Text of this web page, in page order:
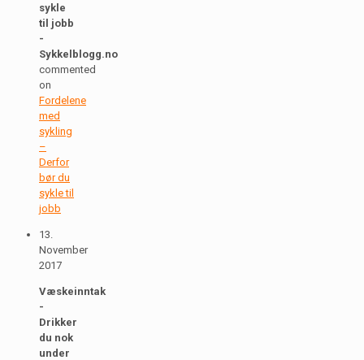
sykle
til jobb
-
Sykkelblogg.no
commented
on
Fordelene
med
sykling
–
Derfor
bør du
sykle til
jobb
13.
November
2017
Væskeinntak
-
Drikker
du nok
under